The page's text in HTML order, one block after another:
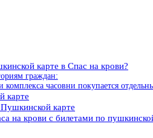
карте в Спас на крови?
граждан:
часовни покупается
карте
карте
на крови с билетами по